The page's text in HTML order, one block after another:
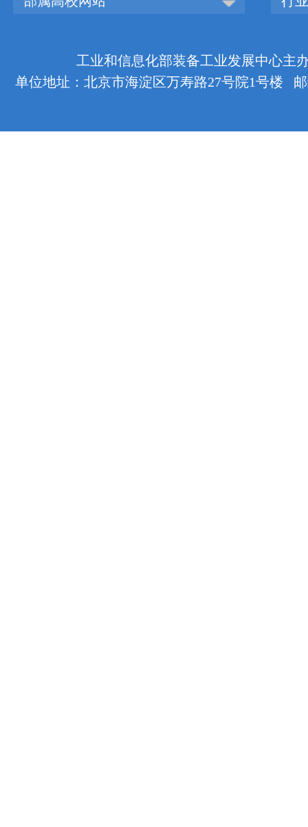
工业和信息化部装备工业发展中心主
单位地址：北京市海淀区万寿路27号院1号楼